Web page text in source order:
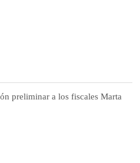
preliminar a los fiscales Marta